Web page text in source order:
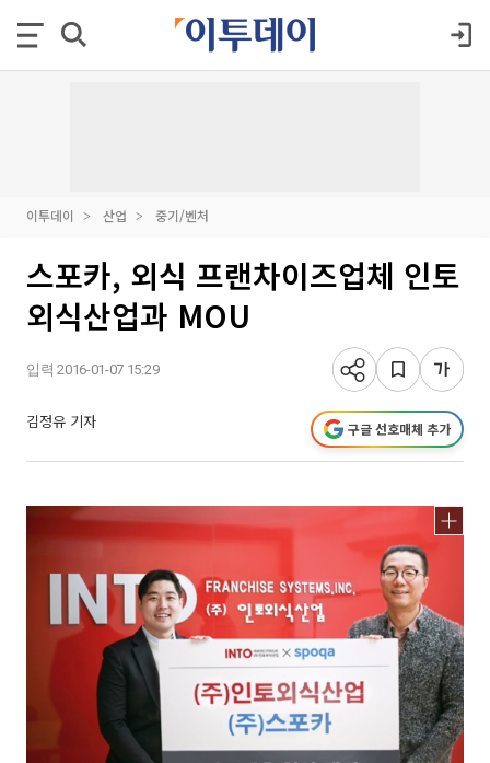
이투데이 산업 중기/벤처
스포카, 외식 프랜차이즈업체 인토
외식산업과 MOU
입력 2016-01-07 15:29
김정유 기자 구글 선호매체 추가